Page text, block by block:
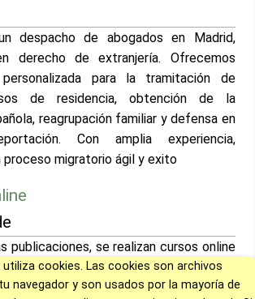
despacho de abogados en Madrid,
derecho de extranjería. Ofrecemos
para la tramitación de
de residencia, obtención de la
reagrupación familiar y defensa en
Con amplia experiencia,
proceso migratorio ágil y exito
publicaciones, se realizan cursos online
corrección de textos (de estilo o
y escritura por encargo, o editing
cookies. Las cookies son archivos
navegador y son usados por la mayoría de